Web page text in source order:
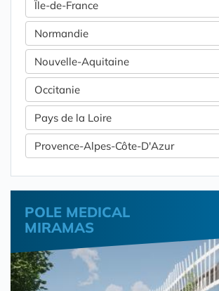
Île-de-France
Normandie
Nouvelle-Aquitaine
Occitanie
Pays de la Loire
Provence-Alpes-Côte-D'Azur
POLE MEDICAL
MIRAMAS